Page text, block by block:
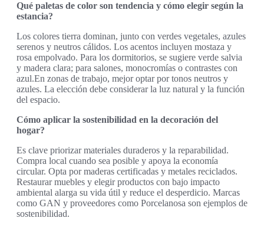
Qué paletas de color son tendencia y cómo elegir según la
estancia?
Los colores tierra dominan, junto con verdes vegetales, azules
serenos y neutros cálidos. Los acentos incluyen mostaza y
rosa empolvado. Para los dormitorios, se sugiere verde salvia
y madera clara; para salones, monocromías o contrastes con
azul.En zonas de trabajo, mejor optar por tonos neutros y
azules. La elección debe considerar la luz natural y la función
del espacio.
Cómo aplicar la sostenibilidad en la decoración del
hogar?
Es clave priorizar materiales duraderos y la reparabilidad.
Compra local cuando sea posible y apoya la economía
circular. Opta por maderas certificadas y metales reciclados.
Restaurar muebles y elegir productos con bajo impacto
ambiental alarga su vida útil y reduce el desperdicio. Marcas
como GAN y proveedores como Porcelanosa son ejemplos de
sostenibilidad.